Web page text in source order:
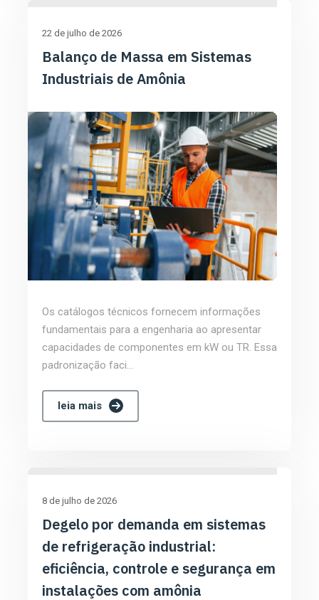
22 de julho de 2026
Balanço de Massa em Sistemas
Industriais de Amônia
Os catálogos técnicos fornecem informações
fundamentais para a engenharia ao apresentar
capacidades de componentes em kW ou TR. Essa
padronização faci...
leia mais
8 de julho de 2026
Degelo por demanda em sistemas
de refrigeração industrial:
eficiência, controle e segurança em
instalações com amônia